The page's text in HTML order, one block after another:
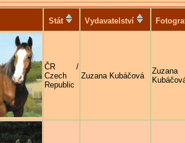
Stát Vydavatelství
ČR /
Czech
Republic
Zuzana Kubáčová
Zuzana